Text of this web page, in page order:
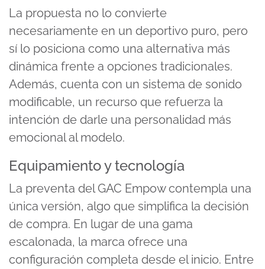
La propuesta no lo convierte
necesariamente en un deportivo puro, pero
sí lo posiciona como una alternativa más
dinámica frente a opciones tradicionales.
Además, cuenta con un sistema de sonido
modificable, un recurso que refuerza la
intención de darle una personalidad más
emocional al modelo.
Equipamiento y tecnología
La preventa del GAC Empow contempla una
única versión, algo que simplifica la decisión
de compra. En lugar de una gama
escalonada, la marca ofrece una
configuración completa desde el inicio. Entre